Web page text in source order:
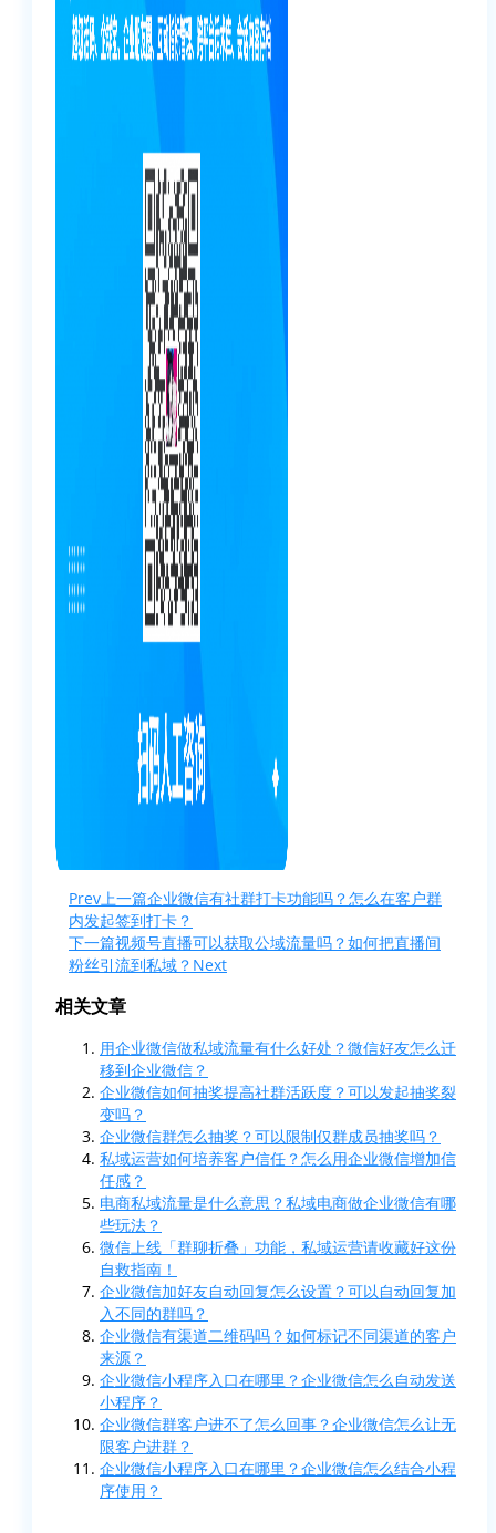
Prev上一篇企业微信有社群打卡功能吗？怎么在客户群
内发起签到打卡？
下一篇视频号直播可以获取公域流量吗？如何把直播间
粉丝引流到私域？ Next
相关文章
用企业微信做私域流量有什么好处？微信好友怎么迁
移到企业微信？
企业微信如何抽奖提高社群活跃度？可以发起抽奖裂
变吗？
企业微信群怎么抽奖？可以限制仅群成员抽奖吗？
私域运营如何培养客户信任？怎么用企业微信增加信
任感？
电商私域流量是什么意思？私域电商做企业微信有哪
些玩法？
微信上线「群聊折叠」功能，私域运营请收藏好这份
自救指南！
企业微信加好友自动回复怎么设置？可以自动回复加
入不同的群吗？
企业微信有渠道二维码吗？如何标记不同渠道的客户
来源？
企业微信小程序入口在哪里？企业微信怎么自动发送
小程序？
企业微信群客户进不了怎么回事？企业微信怎么让无
限客户进群？
企业微信小程序入口在哪里？企业微信怎么结合小程
序使用？